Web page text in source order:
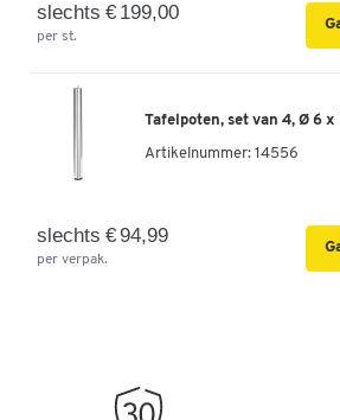
slechts € 199,00
per st.
Tafelpoten, set van 4, Ø 6 x
Artikelnummer: 14556
slechts € 94,99
per verpak.